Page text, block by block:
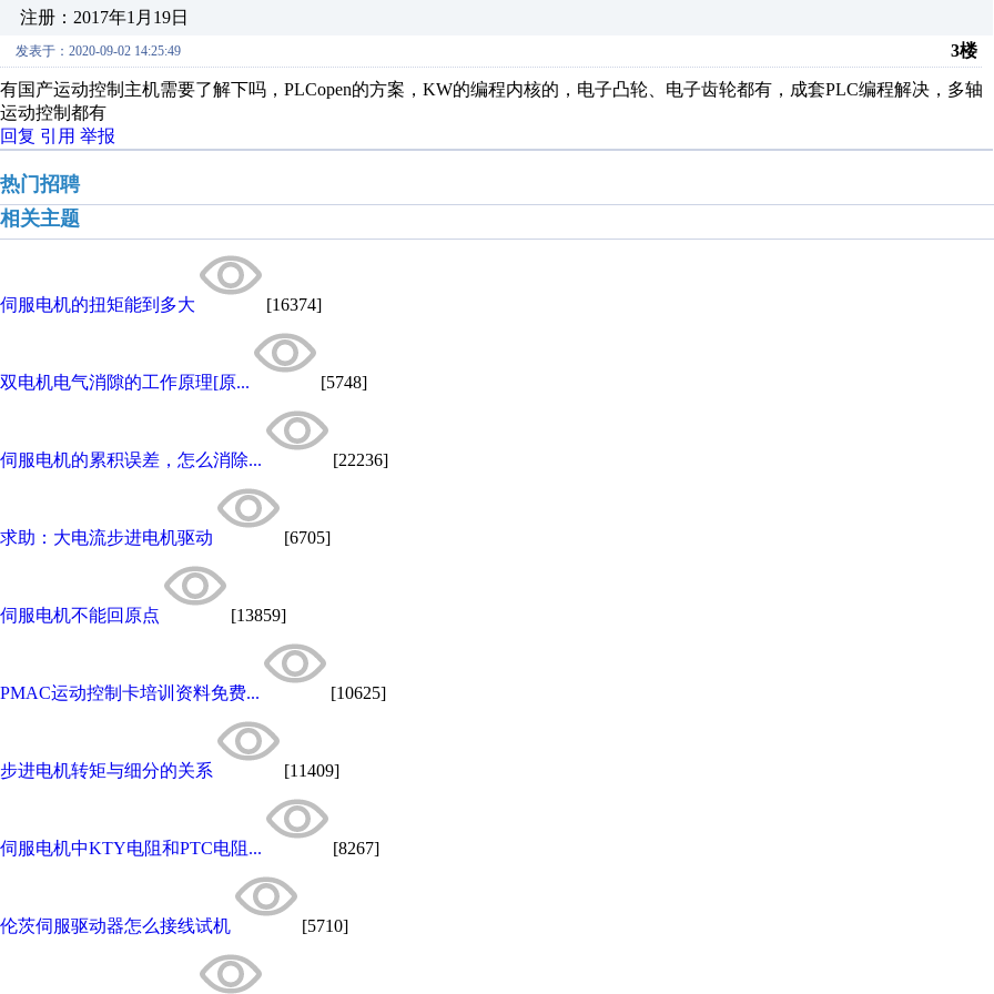
注册：2017年1月19日
发表于：2020-09-02 14:25:49 3楼
有国产运动控制主机需要了解下吗，PLCopen的方案，KW的编程内核的，电子凸轮、电子齿轮都有，成套PLC编程解决，多轴
运动控制都有
回复 引用 举报
热门招聘
相关主题
伺服电机的扭矩能到多大 [16374]
双电机电气消隙的工作原理[原... [5748]
伺服电机的累积误差，怎么消除... [22236]
求助：大电流步进电机驱动 [6705]
伺服电机不能回原点 [13859]
PMAC运动控制卡培训资料免费... [10625]
步进电机转矩与细分的关系 [11409]
伺服电机中KTY电阻和PTC电阻... [8267]
伦茨伺服驱动器怎么接线试机 [5710]